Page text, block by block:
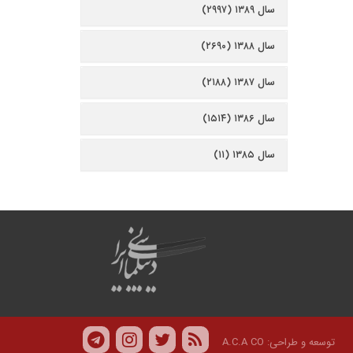
سال ۱۳۸۹ (۲۹۹۷)
سال ۱۳۸۸ (۲۶۹۰)
سال ۱۳۸۷ (۲۱۸۸)
سال ۱۳۸۶ (۱۵۱۴)
سال ۱۳۸۵ (۱۱)
توسعه و طراحی: A.C.A CO